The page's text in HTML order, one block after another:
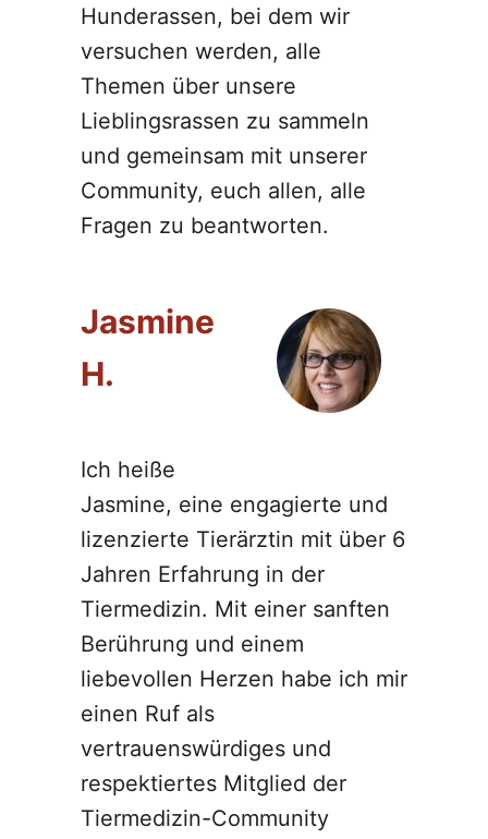
Hunderassen, bei dem wir
versuchen werden, alle
Themen über unsere
Lieblingsrassen zu sammeln
und gemeinsam mit unserer
Community, euch allen, alle
Fragen zu beantworten.
Jasmine
H.
Ich heiße
Jasmine, eine engagierte und
lizenzierte Tierärztin mit über 6
Jahren Erfahrung in der
Tiermedizin. Mit einer sanften
Berührung und einem
liebevollen Herzen habe ich mir
einen Ruf als
vertrauenswürdiges und
respektiertes Mitglied der
Tiermedizin-Community